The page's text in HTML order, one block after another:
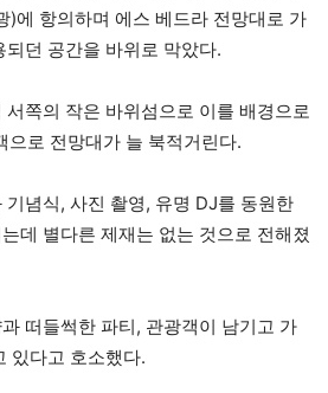
)에 항의하며 에스 베드라 전망대로 가
던 공간을 바위로 막았다.
쪽의 작은 바위섬으로 이를 배경으로
으로 전망대가 늘 북적거린다.
념식, 사진 촬영, 유명 DJ를 동원한
데 별다른 제재는 없는 것으로 전해졌
떠들썩한 파티, 관광객이 남기고 가
있다고 호소했다.